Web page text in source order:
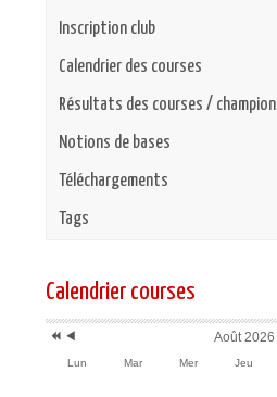
Inscription club
Calendrier des courses
Résultats des courses /
Notions de bases
Téléchargements
Tags
Calendrier courses
précédenteprécédent
Août 2026
Lun Mar Mer Jeu